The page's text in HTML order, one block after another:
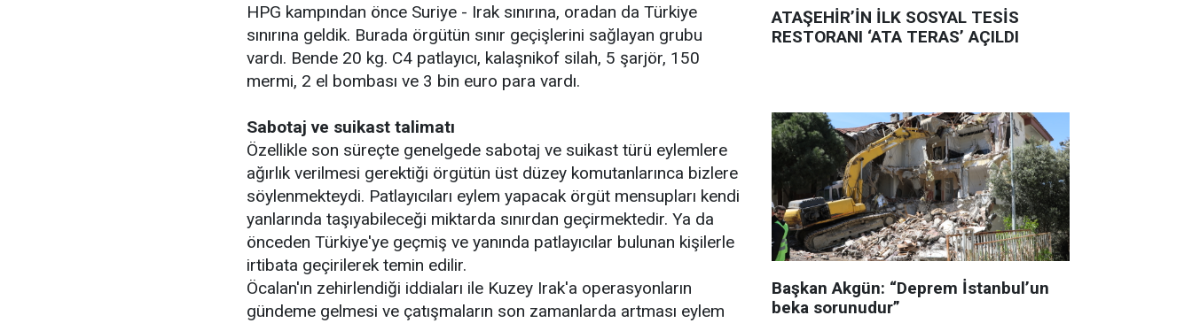
HPG kampından önce Suriye - Irak sınırına, oradan da Türkiye
sınırına geldik. Burada örgütün sınır geçişlerini sağlayan grubu
vardı. Bende 20 kg. C4 patlayıcı, kalaşnikof silah, 5 şarjör, 150
mermi, 2 el bombası ve 3 bin euro para vardı.
Sabotaj ve suikast talimatı
Özellikle son süreçte genelgede sabotaj ve suikast türü eylemlere
ağırlık verilmesi gerektiği örgütün üst düzey komutanlarınca bizlere
söylenmekteydi. Patlayıcıları eylem yapacak örgüt mensupları kendi
yanlarında taşıyabileceği miktarda sınırdan geçirmektedir. Ya da
önceden Türkiye'ye geçmiş ve yanında patlayıcılar bulunan kişilerle
irtibata geçirilerek temin edilir.
Öcalan'ın zehirlendiği iddiaları ile Kuzey Irak'a operasyonların
gündeme gelmesi ve çatışmaların son zamanlarda artması eylem
ATAŞEHİR’İN İLK SOSYAL TESİS
RESTORANI ‘ATA TERAS’ AÇILDI
Başkan Akgün: “Deprem İstanbul’un
beka sorunudur”